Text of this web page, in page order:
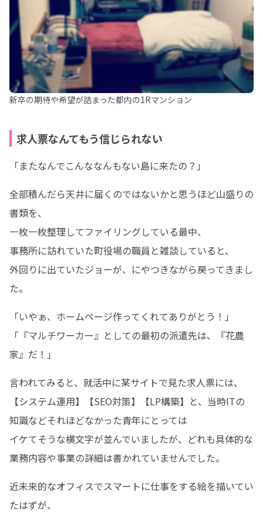
新卒の期待や希望が詰まった都内の1Rマンション
求人票なんてもう信じられない
「またなんでこんななんもない島に来たの？」
全部積んだら天井に届くのではないかと思うほど山盛りの
書類を、
一枚一枚整理してファイリングしている最中、
事務所に訪れていた町役場の職員と雑談していると、
外回りに出ていたジョーが、にやつきながら戻ってきまし
た。
「いやぁ、ホームページ作ってくれてありがとう！」
「『マルチワーカー』としての最初の派遣先は、『花農
家』だ！」
言われてみると、就活中に某サイトで見た求人票には、
【システム運用】【SEO対策】【LP構築】と、当時ITの
知識などそれほどなかった青年にとっては
イケてそうな横文字が並んでいましたが、どれも具体的な
業務内容や事業の詳細は書かれていませんでした。
近未来的なオフィスでスマートに仕事をする絵を描いてい
たはずが、